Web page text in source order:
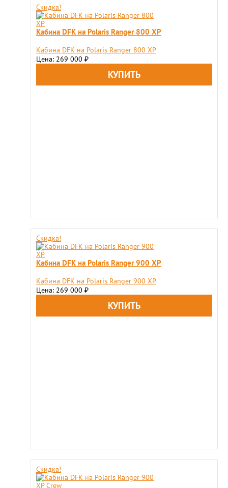
Скидка!
Кабина DFK на Polaris Ranger 800 XP
Кабина DFK на Polaris Ranger 800 XP
Цена: 269 000 ₽
Скидка!
Кабина DFK на Polaris Ranger 900 XP
Кабина DFK на Polaris Ranger 900 XP
Цена: 269 000 ₽
Скидка!